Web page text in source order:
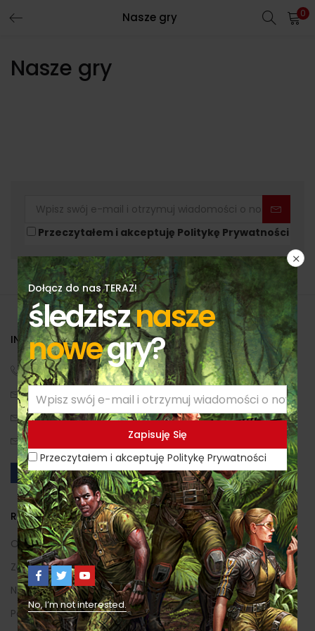
Nasze gry 0
Nasze gry
Dołącz do nas TERAZ!
śledzisznasze
nowegry?
Przeczytałem i akceptuję Politykę Prywatności
No, I’m not interested.
Przeczytałem i akceptuję Politykę Prywatności
INFORMACJE KONTAKTOWE
(+48) 530 630 730
biuro[małpa]redimp.pl
sklep[małpa]redimp.pl
Prosta 244, 43-376 Kalna, Polska
REDIMP GAMES
O Nas
Zapowiedzi
Nasze Gry
Polityka Prywatności